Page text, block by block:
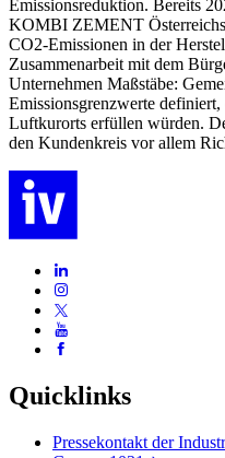
Emissionsreduktion. Bereits
KOMBI ZEMENT
CO2-Emissionen in der
Zusammenarbeit mit dem
Unternehmen Maßstäbe:
Emissionsgrenzwerte
Luftkurorts erfüllen würden.
den Kundenkreis vor allem
Quicklinks
Pressekontakt der